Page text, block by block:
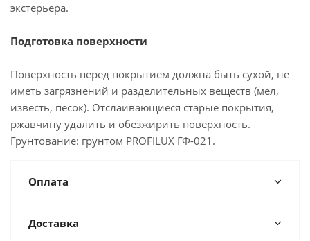
экстерьера.
Подготовка поверхности
Поверхность перед покрытием должна быть сухой, не
иметь загрязнений и разделительных веществ (мел,
известь, песок). Отслаивающиеся старые покрытия,
ржавчину удалить и обезжирить поверхность.
Грунтование: грунтом PROFILUX ГФ-021.
Оплата
Доставка